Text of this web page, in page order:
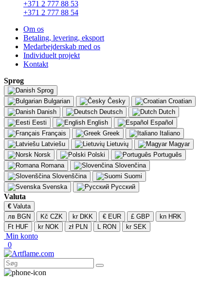
+371 2 777 88 53
+371 2 777 88 54
Om os
Betaling, levering, eksport
Medarbejderskab med os
Individuelt projekt
Kontakt
Sprog
Sprog
Bulgarian
Česky
Croatian
Danish
Deutsch
Dutch
Eesti
English
Español
Français
Greek
Italiano
Latviešu
Lietuvių
Magyar
Norsk
Polski
Português
Romana
Slovenčina
Slovenščina
Suomi
Svenska
Русский
Valuta
€ Valuta
лв BGN
Kč CZK kr DKK € EUR £ GBP
kn HRK
Ft HUF
kr NOK zł PLN L RON kr SEK
Min konto
0